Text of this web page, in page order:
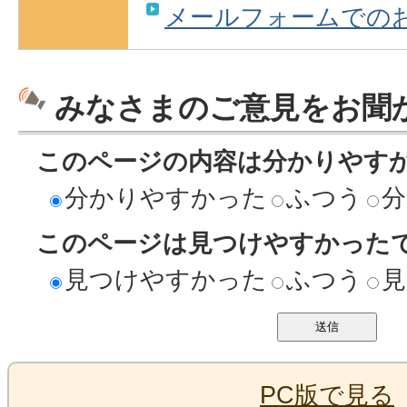
メールフォームでの
みなさまのご意見をお聞
このページの内容は分かりやす
分かりやすかった
ふつう
このページは見つけやすかった
見つけやすかった
ふつう
PC版で見る